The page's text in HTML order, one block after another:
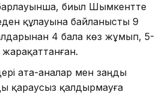
биыл Шымкентте
құлауына байланысты 9
4 бала көз жұмып, 5-
жарақаттанған.
ата-аналар мен заңды
қараусыз қалдырмауға